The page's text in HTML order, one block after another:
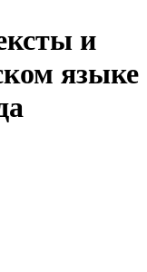
и
языке